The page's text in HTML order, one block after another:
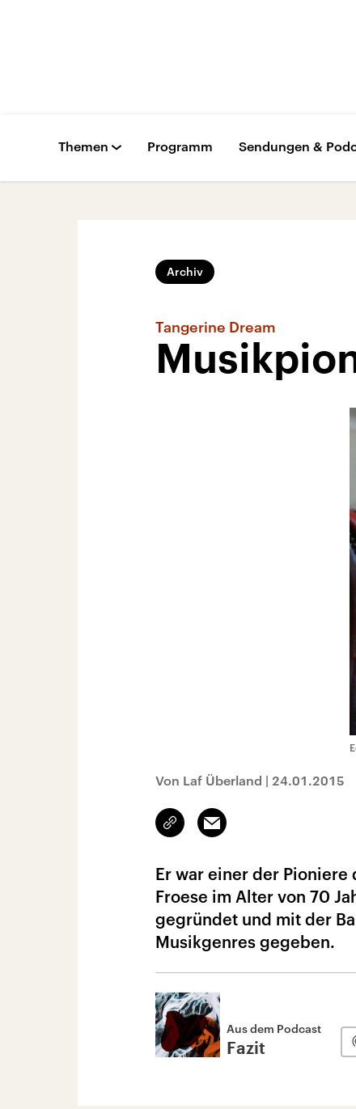
Themen Programm Sendungen &
Archiv
Tangerine Dream
Von Laf Überland | 24.01.2015
Link
kopieren/teilen
Email
Er war einer der
Froese im Alter von 70
gegründet und mit der
Musikgenres gegeben.
Aus dem Podcast
Fazit